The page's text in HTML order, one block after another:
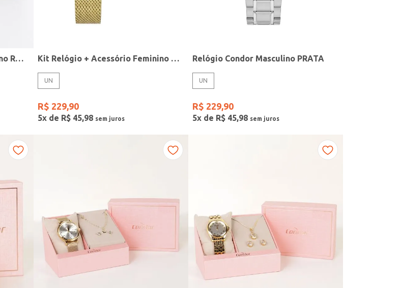
Relógio Smart Condor Feminino ROSE Kit Relógio + Acessório Feminino DOURADO
UN
R$ 229,90
5x de R$ 45,98
Relógio Condor Masculino PRATA
UN
R$ 229,90
5x de R$ 45,98